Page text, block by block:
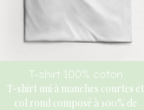
T-shirt 100% coton
T-shirt uni à manches courtes et
col rond composé à 100% de